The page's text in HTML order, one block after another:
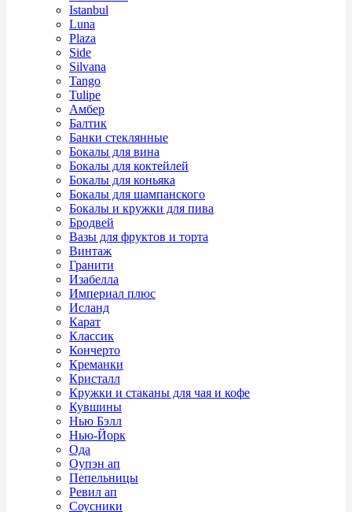
Istanbul
Luna
Plaza
Side
Silvana
Tango
Tulipe
Амбер
Балтик
Банки стеклянные
Бокалы для вина
Бокалы для коктейлей
Бокалы для коньяка
Бокалы для шампанского
Бокалы и кружки для пива
Бродвей
Вазы для фруктов и торта
Винтаж
Гранити
Изабелла
Империал плюс
Исланд
Карат
Классик
Кончерто
Креманки
Кристалл
Кружки и стаканы для чая и кофе
Кувшины
Нью Бэлл
Нью-Йорк
Ода
Оупэн ап
Пепельницы
Ревил ап
Соусники